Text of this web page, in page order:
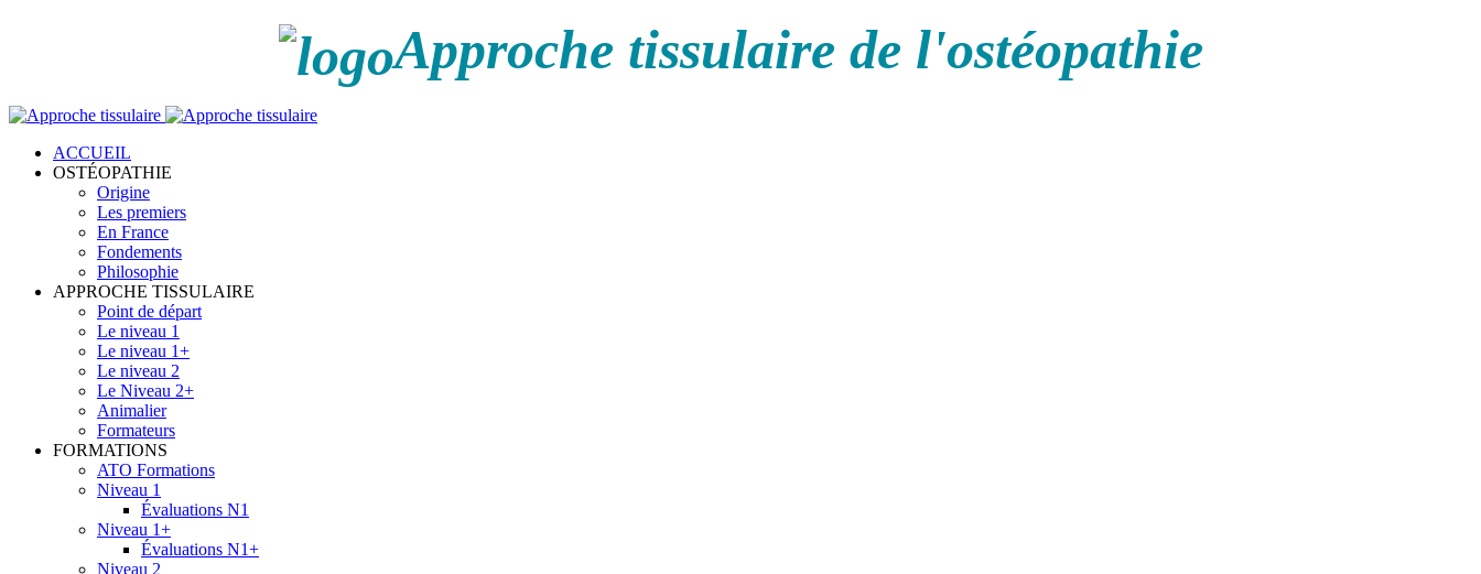
Approche tissulaire de l'ostéopathie
ACCUEIL
OSTÉOPATHIE
Origine
Les premiers
En France
Fondements
Philosophie
APPROCHE TISSULAIRE
Point de départ
Le niveau 1
Le niveau 1+
Le niveau 2
Le Niveau 2+
Animalier
Formateurs
FORMATIONS
ATO Formations
Niveau 1
Évaluations N1
Niveau 1+
Évaluations N1+
Niveau 2